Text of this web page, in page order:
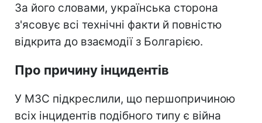
За його словами, українська сторона
з'ясовує всі технічні факти й повністю
відкрита до взаємодії з Болгарією.
Про причину інцидентів
У МЗС підкреслили, що першопричиною
всіх інцидентів подібного типу є війна